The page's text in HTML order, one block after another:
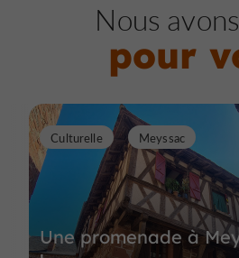
Nous
pour
Une promenade à
Culturelle Meyssac